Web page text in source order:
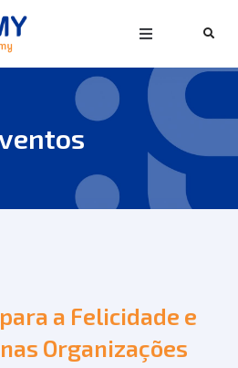
a Felicidade e
Organizações